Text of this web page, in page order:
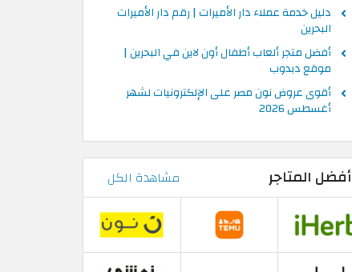
دليل خدمة عملاء دار الأميرات | رقم دار الأميرات
البحرين
أفضل متجر ألعاب أطفال أون لاين في البحرين |
موقع دبدوب
أقوى عروض نون مصر على الإلكترونيات لشهر
أغسطس 2026
أفضل المتاجر مشاهدة الكل